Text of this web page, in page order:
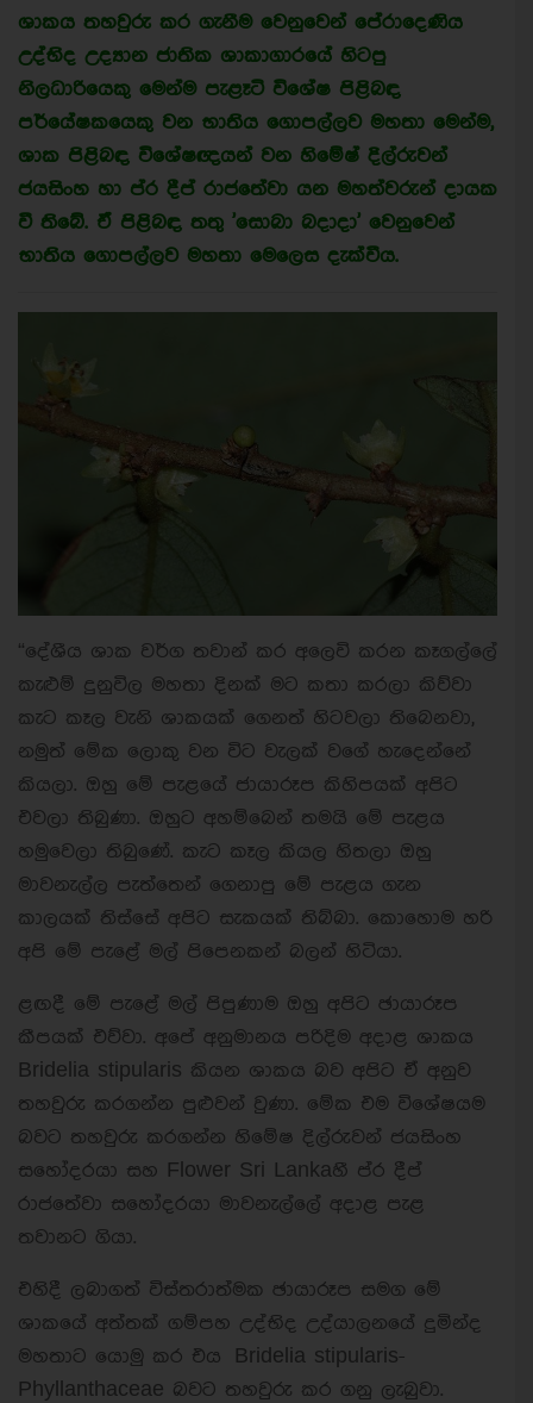
ශාකය තහවුරු කර ගැනීම වෙනුවෙන් පේරාදෙණිය
උද්භිද උද්‍යාන ජාතික ශාකාගාරයේ හිටපු
නිලධාරියෙකු මෙන්ම පැළෑටි විශේෂ පිළිබඳ
පර්යේෂකයෙකු වන භාතිය ගොපල්ලව මහතා මෙන්ම,
ශාක පිළිබඳ විශේෂඥයන් වන හිමේෂ් දිල්රුවන්
ජයසිංහ හා ප්ර දීප් රාජතේවා යන මහත්වරුන් දායක
වී තිබේ. ඒ පිළිබඳ තතු 'සොබා බදාදා' වෙනුවෙන්
භාතිය ගොපල්ලව මහතා මෙලෙස දැක්වීය.
“දේශීය ශාක වර්ග තවාන් කර අලෙවි කරන කෑගල්ලේ
කැළුම් දුනුවිල මහතා දිනක් මට කතා කරලා කිව්වා
කැට කෑල වැනි ශාකයක් ගෙනත් හිටවලා තිබෙනවා,
නමුත් මේක ලොකු වන විට වැලක් වගේ හැදෙන්නේ
කියලා. ඔහු මේ පැළයේ ජායාරූප කිහිපයක් අපිට
එවලා තිබුණා. ඔහුට අහම්බෙන් තමයි මේ පැළය
හමුවෙලා තිබුණේ. කැට කෑල කියල හිතලා ඔහු
මාවනැල්ල පැත්තෙන් ගෙනාපු මේ පැළය ගැන
කාලයක් තිස්සේ අපිට සැකයක් තිබ්බා. කොහොම හරි
අපි මේ පැළේ මල් පිපෙනකන් බලන් හිටියා.
ළඟදී මේ පැළේ මල් පිපුණාම ඔහු අපිට ඡායාරූප
කීපයක් එව්වා. අපේ අනුමානය පරිදිම අදාළ ශාකය
Bridelia stipularis කියන ශාකය බව අපිට ඒ අනුව
තහවුරු කරගන්න පුළුවන් වුණා. මේක එම විශේෂයම
බවට තහවුරු කරගන්න හිමේෂ දිල්රුවන් ජයසිංහ
සහෝදරයා සහ Flower Sri Lankaහී ප්ර දීප්
රාජතේවා සහෝදරයා මාවනැල්ලේ අදාළ පැළ
තවානට ගියා.
එහිදී ලබාගත් විස්තරාත්මක ඡායාරූප සමග මේ
ශාකයේ අත්තක් ගම්පහ උද්භිද උද්යාලනයේ දුමින්ද
මහතාට යොමු කර එය Bridelia stipularis-
Phyllanthaceae බවට තහවුරු කර ගනු ලැබුවා.